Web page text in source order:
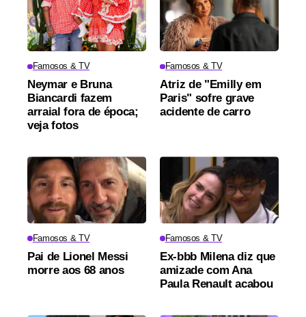
Famosos & TV
Neymar e Bruna
Biancardi fazem
arraial fora de época;
veja fotos
Famosos & TV
Atriz de "Emilly em
Paris" sofre grave
acidente de carro
Famosos & TV
Pai de Lionel Messi
morre aos 68 anos
Famosos & TV
Ex-bbb Milena diz que
amizade com Ana
Paula Renault acabou